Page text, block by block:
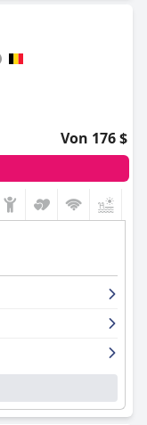
Von 176 $